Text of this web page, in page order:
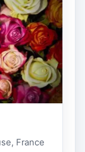
France